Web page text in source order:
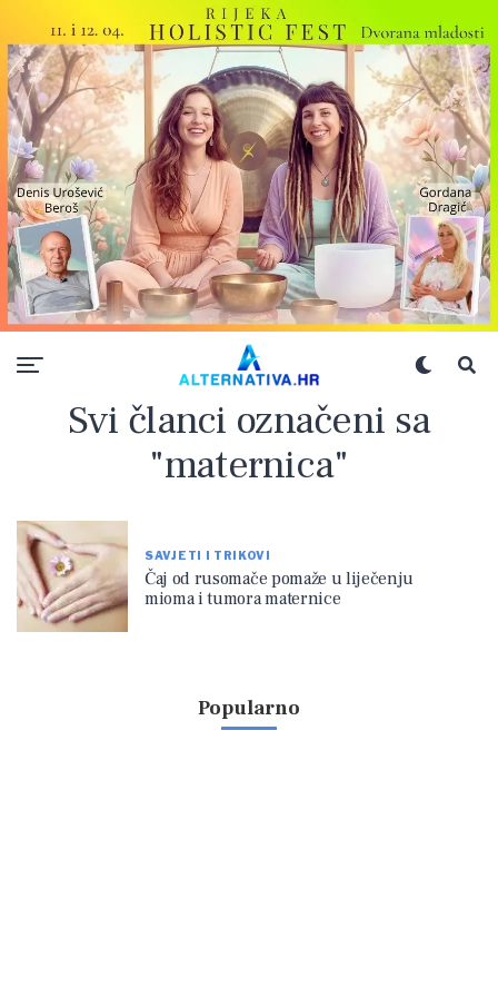
Svi članci označeni sa
"maternica"
SAVJETI I TRIKOVI
Čaj od rusomače pomaže u liječenju
mioma i tumora maternice
Popularno